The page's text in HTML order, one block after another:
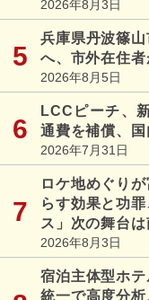
2026年8月3日
兵庫県丹波篠
へ、市外在住
2026年8月5日
LCCピーチ、
通費を補償、
2026年7月31日
ロケ地めぐり
らす効果と功
ス」次の舞台は
2026年8月3日
宿泊主体型ホ
統一で高度分